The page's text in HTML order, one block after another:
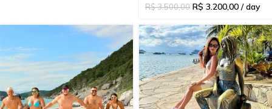
R$3.500,00 R$ 3.200,00 / day